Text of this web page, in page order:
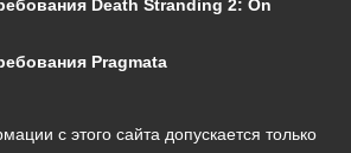
Death Stranding 2: On
Pragmata
с этого сайта допускается только